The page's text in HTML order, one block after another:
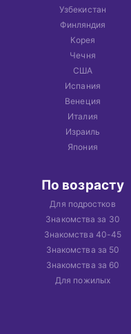
Узбекистан
Финляндия
Корея
Чечня
США
Испания
Венеция
Италия
Израиль
Япония
По возрасту
Для подростков
Знакомства за 30
Знакомства 40-45
Знакомства за 50
Знакомства за 60
Для пожилых